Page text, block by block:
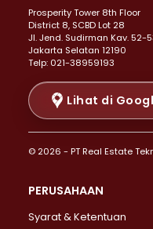
Properti Dijual di Menteng
Properti Dijual di Senen >
Properti Dijual di Tanah
Properti Dijual di Cikini >
Properti Dijual di Kramat >
Properti Dijual di Pasar
Properti Dijual di
Properti Dijual di
Properti Dijual di Lebak
Properti Dijual di
Prosperity Tower 8th Floor
District 8, SCBD Lot 28
JI. Jend. Sudirman Kav. 52-
Jakarta Selatan 12190
Telp: 021-38959193
Lihat di
© 2026 - PT Real Estate
PERUSAHAAN
Syarat & Ketentuan